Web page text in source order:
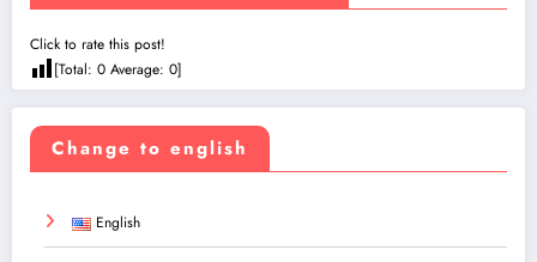
Click to rate this post!
[Total: 0 Average: 0]
Change to english
English